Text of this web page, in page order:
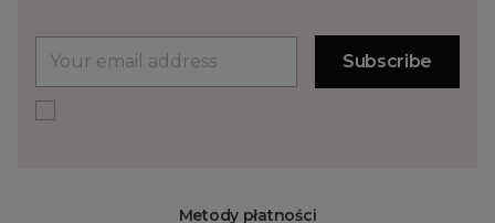
Metody płatności